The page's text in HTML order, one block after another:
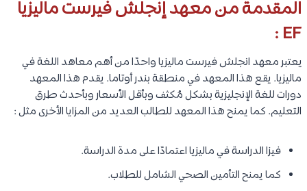
المقدمة من معهد إنجلش فيرست ماليزيا
EF :
يعتبر معهد انجلش فيرست ماليزيا واحدًا من أهم معاهد اللغة في
ماليزيا. يقع هذا المعهد في منطقة بندر أوتاما. يقدم هذا المعهد
دورات للغة الإنجليزية بشكل مُكثف وبأقل الأسعار وبأحدث طرق
التعليم. كما يمنح هذا المعهد للطالب العديد من المزايا الأخرى مثل :
فيزا الدراسة في ماليزيا اعتمادًا على مدة الدراسة.
كما يمنح التأمين الصحي الشامل للطلاب.